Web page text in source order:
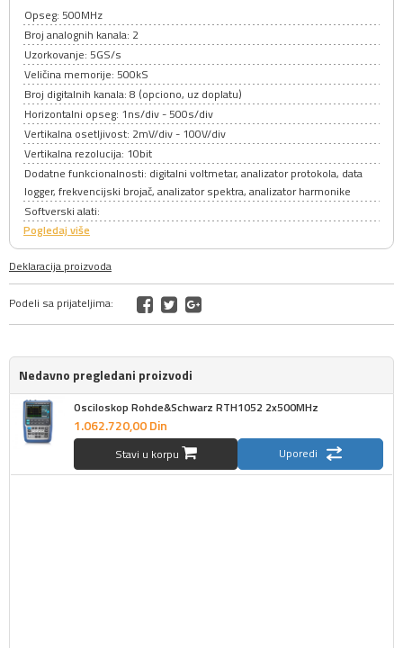
Opseg: 500MHz
Broj analognih kanala: 2
Uzorkovanje: 5GS/s
Veličina memorije: 500kS
Broj digitalnih kanala: 8 (opciono, uz doplatu)
Horizontalni opseg: 1ns/div - 500s/div
Vertikalna osetljivost: 2mV/div - 100V/div
Vertikalna rezolucija: 10bit
Dodatne funkcionalnosti: digitalni voltmetar, analizator protokola, data
logger, frekvencijski brojač, analizator spektra, analizator harmonike
Softverski alati:
Pogledaj više
Deklaracija proizvoda
Podeli sa prijateljima:
Nedavno pregledani proizvodi
Osciloskop Rohde&Schwarz RTH1052 2x500MHz
1.062.720,00Din
Stavi u korpu Uporedi